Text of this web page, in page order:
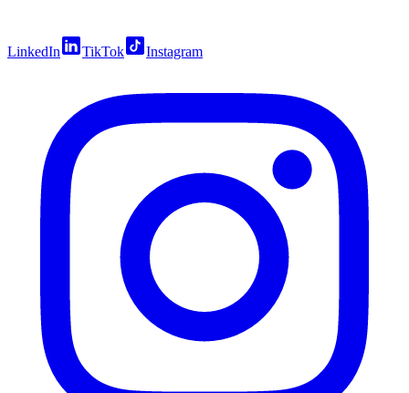
LinkedIn TikTok Instagram